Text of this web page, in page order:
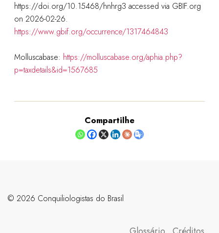
https://doi.org/10.15468/hnhrg3 accessed via GBIF.org
on 2026-02-26.
https://www.gbif.org/occurrence/1317464843
Molluscabase: https://molluscabase.org/aphia.php?
p=taxdetails&id=1567685
Compartilhe
©️ 2026 Conquiliologistas do Brasil